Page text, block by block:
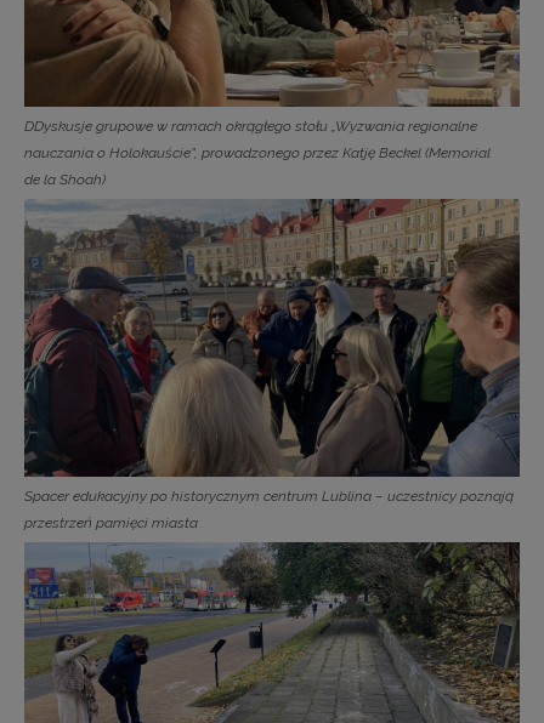
DDyskusje grupowe w ramach okrągłego stołu „Wyzwania regionalne
nauczania o Holokauście”, prowadzonego przez Katję Beckel (Memorial
de la Shoah)
Spacer edukacyjny po historycznym centrum Lublina – uczestnicy poznają
przestrzeń pamięci miasta